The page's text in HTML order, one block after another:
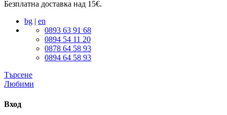
Безплатна доставка над 15€.
bg | en
0893 63 91 68
0894 54 11 20
0878 64 58 93
0894 64 58 93
Търсене
Любими
Вход